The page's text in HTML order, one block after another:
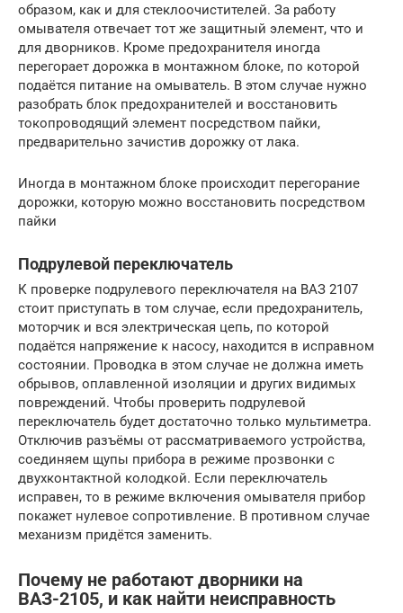
образом, как и для стеклоочистителей. За работу
омывателя отвечает тот же защитный элемент, что и
для дворников. Кроме предохранителя иногда
перегорает дорожка в монтажном блоке, по которой
подаётся питание на омыватель. В этом случае нужно
разобрать блок предохранителей и восстановить
токопроводящий элемент посредством пайки,
предварительно зачистив дорожку от лака.
Иногда в монтажном блоке происходит перегорание
дорожки, которую можно восстановить посредством
пайки
Подрулевой переключатель
К проверке подрулевого переключателя на ВАЗ 2107
стоит приступать в том случае, если предохранитель,
моторчик и вся электрическая цепь, по которой
подаётся напряжение к насосу, находится в исправном
состоянии. Проводка в этом случае не должна иметь
обрывов, оплавленной изоляции и других видимых
повреждений. Чтобы проверить подрулевой
переключатель будет достаточно только мультиметра.
Отключив разъёмы от рассматриваемого устройства,
соединяем щупы прибора в режиме прозвонки с
двухконтактной колодкой. Если переключатель
исправен, то в режиме включения омывателя прибор
покажет нулевое сопротивление. В противном случае
механизм придётся заменить.
Почему не работают дворники на
ВАЗ-2105, и как найти неисправность